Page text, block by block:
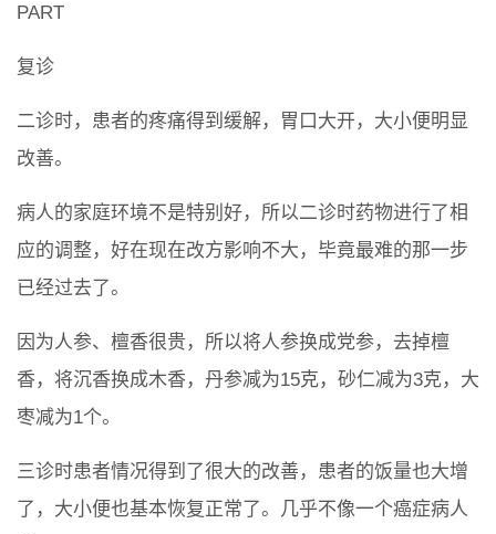
PART
复诊
二诊时，患者的疼痛得到缓解，胃口大开，大小便明显
改善。
病人的家庭环境不是特别好，所以二诊时药物进行了相
应的调整，好在现在改方影响不大，毕竟最难的那一步
已经过去了。
因为人参、檀香很贵，所以将人参换成党参，去掉檀
香，将沉香换成木香，丹参减为15克，砂仁减为3克，大
枣减为1个。
三诊时患者情况得到了很大的改善，患者的饭量也大增
了，大小便也基本恢复正常了。几乎不像一个癌症病人